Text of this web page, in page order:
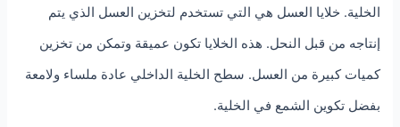
الخلية. خلايا العسل هي التي تستخدم لتخزين العسل الذي يتم
إنتاجه من قبل النحل. هذه الخلايا تكون عميقة وتمكن من تخزين
كميات كبيرة من العسل. سطح الخلية الداخلي عادة ملساء ولامعة
بفضل تكوين الشمع في الخلية.